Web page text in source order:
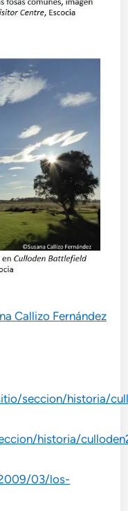
Callizo Fernández
seccion/historia/
historia/
03/los-